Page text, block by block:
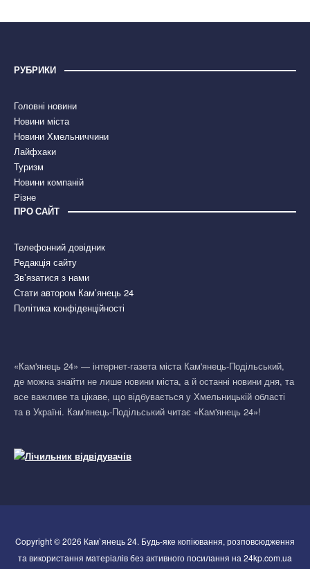
РУБРИКИ
Головні новини
Новини міста
Новини Хмельниччини
Лайфхаки
Туризм
Новини компаній
Різне
ПРО САЙТ
Телефонний довідник
Редакція сайту
Зв’язатися з нами
Стати автором Кам’янець 24
Політика конфіденційності
«Кам'янець 24» — інтернет-газета міста Кам'янець-Подільський,
де можна знайти не лише новини міста, а й останні новини дня, та
все важливе та цікаве, що відбувається у Хмельницькій області
та в Україні. Кам'янець-Подільський читає «Кам'янець 24»!
Copyright © 2026 Кам`янець 24. Будь-яке копіювання, розповсюдження
та використання матеріалів без активного посилання на 24kp.com.ua